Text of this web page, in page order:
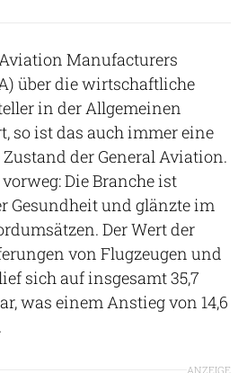
Manufacturers
über die wirtschaftliche
in der Allgemeinen
so ist das auch immer eine
der General Aviation.
Die Branche ist
Gesundheit und glänzte im
Der Wert der
von Flugzeugen und
sich auf insgesamt 35,7
was einem Anstieg von 14,6
ANZEIGE